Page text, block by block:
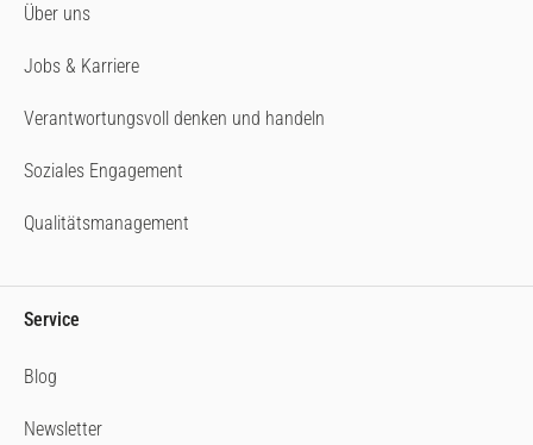
Über uns
Jobs & Karriere
Verantwortungsvoll denken und handeln
Soziales Engagement
Qualitätsmanagement
Service
Blog
Newsletter